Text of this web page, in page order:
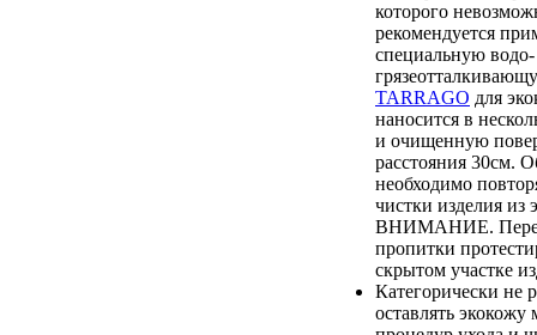
которого
рекомендуется
специальную
TARRAGO для
наносится в
и очищенную
расстояния 30см.
необходимо
чистки изделия из
ВНИМАНИЕ.
пропитки
скрытом участке
Категорически не
оставлять экокожу